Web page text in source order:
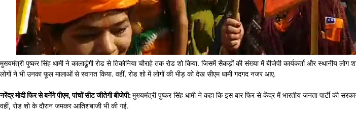
मुख्यमंत्री पुष्कर सिंह धामी ने कालाढूंगी रोड से तिकोनिया चौराहे तक रोड शो किया. जिसमें सैकड़ों की संख्या में बीजेपी कार्यकर्ता और स्थानीय लोग
लोगों ने भी उनका फूल मालाओं से स्वागत किया. वहीं, रोड शो में लोगों की भीड़ को देख सीएम धामी गदगद नजर आए.
नरेंद्र मोदी फिर से बनेंगे पीएम, पांचों सीट जीतेगी बीजेपी:मुख्यमंत्री पुष्कर सिंह धामी ने कहा कि इस बार फिर से केंद्र में भारतीय जनता पार्टी की
वहीं, रोड शो के दौरान जमकर आतिशबाजी भी की गई.